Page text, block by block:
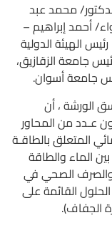
محمد عبد
أحمد إبراهيم –
الهيئة الدولية
جامعة الزقازيق،
جامعة أسوان.
الورشة ، أن
عـدد من المحاور
المتعلق بالطاقـة
الماء والطاقة
والصرف الصحي في
القائمة على
الجفاف).